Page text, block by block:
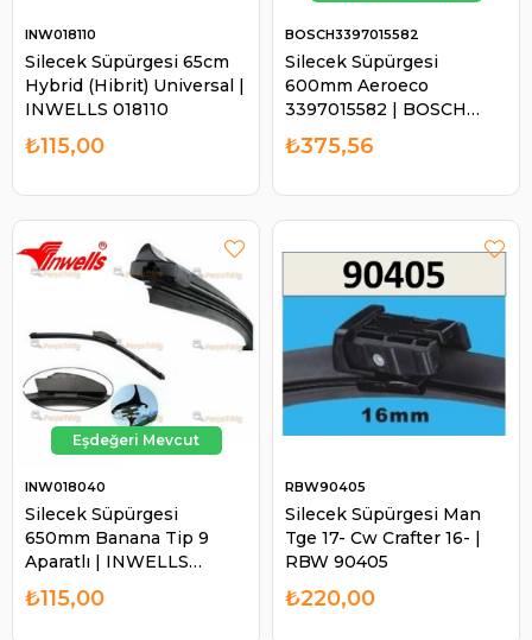
Silecek Süpürgesi 65cm
Hybrid (Hibrit) Universal |
INWELLS 018110
INW018110
₺115,00
Silecek Süpürgesi
600mm Aeroeco
3397015582 | BOSCH
3397015582
BOSCH3397015582
₺375,56
Silecek Süpürgesi
650mm Banana Tip 9
Aparatlı | INWELLS
018040
INW018040
₺115,00
Silecek Süpürgesi Man
Tge 17- Cw Crafter 16- |
RBW 90405
RBW90405
₺220,00